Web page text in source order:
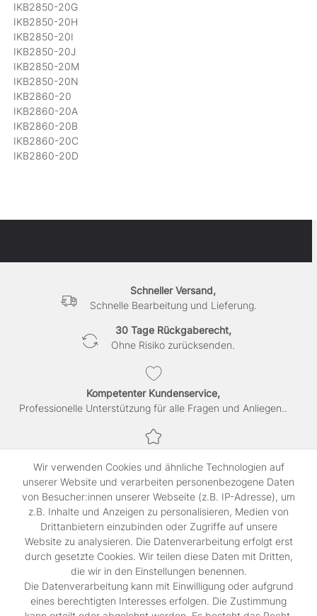
IKB2850-20G
IKB2850-20H
IKB2850-20I
IKB2850-20J
IKB2850-20M
IKB2850-20N
IKB2860-20
IKB2860-20A
IKB2860-20B
IKB2860-20C
IKB2860-20D
Schneller Versand,
Schnelle Bearbeitung und Lieferung.
30 Tage Rückgaberecht,
Ohne Risiko zurücksenden.
Kompetenter Kundenservice,
Professionelle Unterstützung für alle Fragen und Anliegen..
SSL-verschlüsselte Abwicklung für maximale Sicherheit.
Shop
Kontakt
Rechtliches
Widerrufs­recht
Impressum
Wir verwenden Cookies und ähnliche Technologien auf
unserer Website und verarbeiten personenbezogene Daten
von Besucher:innen unserer Webseite (z.B. IP-Adresse), um
z.B. Inhalte und Anzeigen zu personalisieren, Medien von
Drittanbietern einzubinden oder Zugriffe auf unsere
Website zu analysieren. Die Datenverarbeitung erfolgt erst
durch gesetzte Cookies. Wir teilen diese Daten mit Dritten,
die wir in den Einstellungen benennen.
Die Datenverarbeitung kann mit Einwilligung oder aufgrund
eines berechtigten Interesses erfolgen. Die Zustimmung